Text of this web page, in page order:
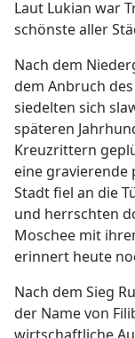
Laut Lukian war
schönste aller
Nach dem
dem Anbruch
siedelten sich
späteren
Kreuzrittern
eine gravierende
Stadt fiel an die
und herrschten
Moschee mit
erinnert heute
Nach dem Sieg
der Name von